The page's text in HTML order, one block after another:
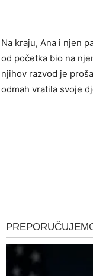
Na kraju, Ana i njen
od početka bio na
njihov razvod je
odmah vratila svoje